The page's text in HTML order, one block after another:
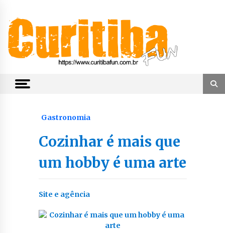
content
CuritibaFun
Gastronomia
Cozinhar é mais que
um hobby é uma arte
Site e agência